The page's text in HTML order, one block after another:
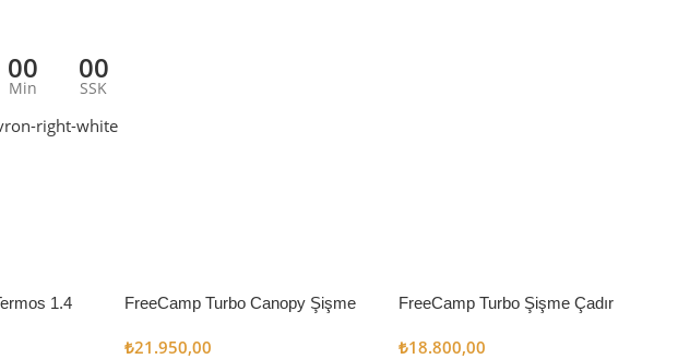
00
Min
00
SSK
1.4
FreeCamp Turbo Canopy Şişme
₺21.950,00
FreeCamp Turbo Şişme Çadır
₺18.800,00